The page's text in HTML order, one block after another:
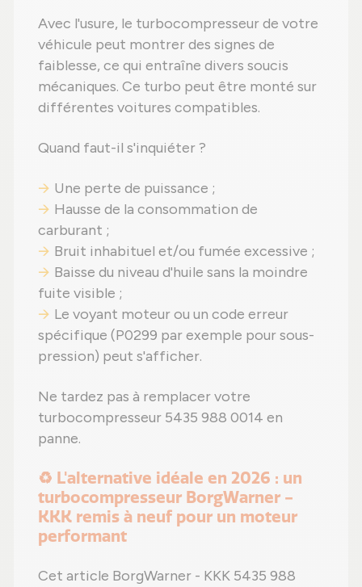
Avec l'usure, le turbocompresseur de votre
véhicule peut montrer des signes de
faiblesse, ce qui entraîne divers soucis
mécaniques. Ce turbo peut être monté sur
différentes voitures compatibles.
Quand faut-il s'inquiéter ?
Une perte de puissance ;
Hausse de la consommation de
carburant ;
Bruit inhabituel et/ou fumée excessive ;
Baisse du niveau d'huile sans la moindre
fuite visible ;
Le voyant moteur ou un code erreur
spécifique (P0299 par exemple pour sous-
pression) peut s'afficher.
Ne tardez pas à remplacer votre
turbocompresseur 5435 988 0014 en
panne.
♻️ L'alternative idéale en 2026 : un
turbocompresseur BorgWarner -
KKK remis à neuf pour un moteur
performant
Cet article BorgWarner - KKK 5435 988